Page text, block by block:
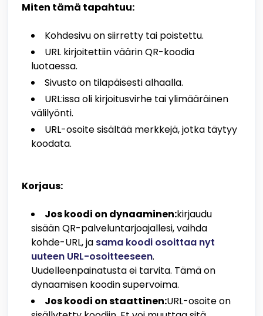
Miten tämä tapahtuu:
Kohdesivu on siirretty tai poistettu.
URL kirjoitettiin väärin QR-koodia
luotaessa.
Sivusto on tilapäisesti alhaalla.
URL:issa oli kirjoitusvirhe tai ylimääräinen
välilyönti.
URL-osoite sisältää merkkejä, jotka täytyy
koodata.
Korjaus:
Jos koodi on dynaaminen:kirjaudu
sisään QR-palveluntarjoajallesi, vaihda
kohde-URL, ja sama koodi osoittaa nyt
uuteen URL-osoitteeseen.
Uudelleenpainatusta ei tarvita. Tämä on
dynaamisen koodin supervoima.
Jos koodi on staattinen:URL-osoite on